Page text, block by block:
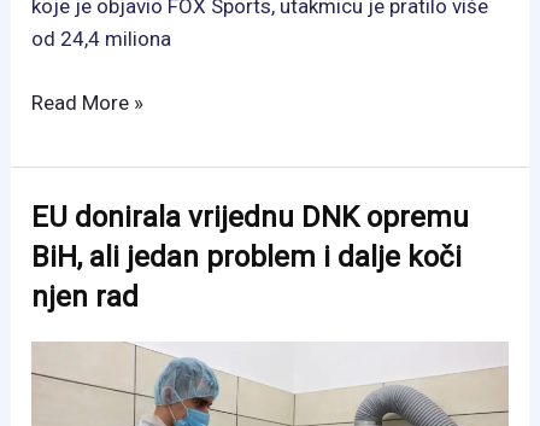
koje je objavio FOX Sports, utakmicu je pratilo više
od 24,4 miliona
Rekord
Zmajeva:
BiH
i
SAD
televizijskih
Read More »
EU donirala vrijednu DNK opremu
BiH, ali jedan problem i dalje koči
njen rad